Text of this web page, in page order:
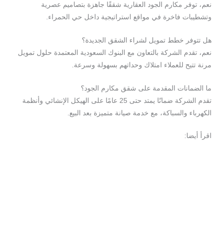
نعم، توفر مكارم الجود العقارية شققًا جاهزة بتصاميم عصرية
وتشطيبات فاخرة في مواقع استراتيجية داخل حي الحمراء.
هل تتوفر خطط تمويل لشراء الشقق الجديدة؟
نعم، تقدم الشركة بالتعاون مع البنوك السعودية المعتمدة حلول تمويل
مرنة تتيح للعملاء امتلاك وحداتهم بسهولة وسرعة.
ما الضمانات المقدمة على شقق مكارم الجود؟
تقدم الشركة ضمانًا يمتد حتى 25 عامًا على الهيكل الإنشائي وأنظمة
الكهرباء والسباكة، مع خدمة صيانة متميزة بعد البيع.
اقرأ أيضا: